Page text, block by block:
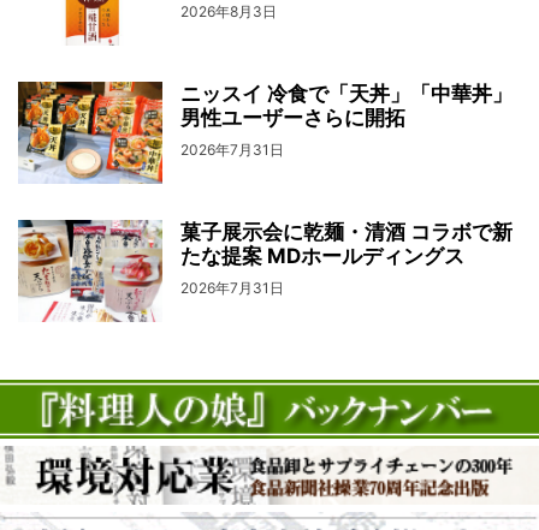
2026年8月3日
ニッスイ 冷食で「天丼」「中華丼」
男性ユーザーさらに開拓
2026年7月31日
菓子展示会に乾麺・清酒 コラボで新
たな提案 MDホールディングス
2026年7月31日